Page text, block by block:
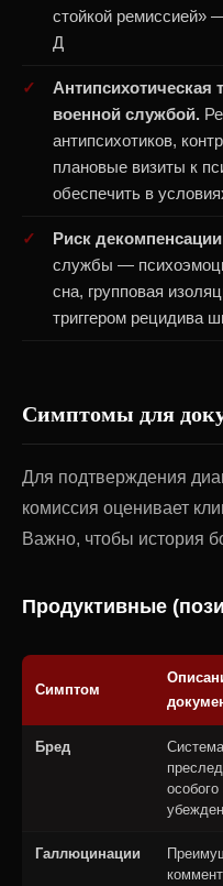
стойкой ремиссией»
Д
Антипсихотическая
военной службой.
антипсихотиков,
плановые визиты к
обеспечить в
Риск
службы —
сна, групповая
триггером рецидива
Симптомы для
Для подтверждения
комиссия оценивает
Важно, чтобы история
Продуктивные
Симптом
Бред
Галлюцинации